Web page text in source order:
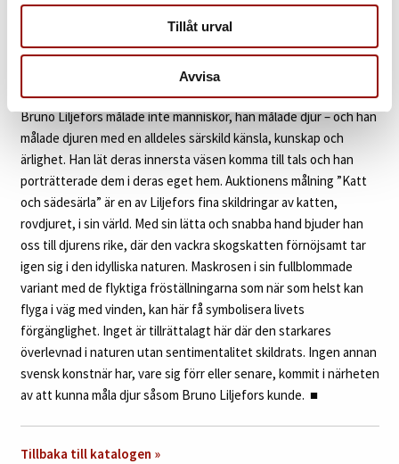
Tillåt urval
Avvisa
skuldrorna. På natten låg han på täcket vid fötterna och kom då
och då spinnande och strök sig mot min hals för att konstatera
att det var all right. När jag ibland reste bort, brukade han vid
hemkomsten möta ett par kilometer hemifrån och ledsaga mig.”
Bruno Liljefors målade inte människor, han målade djur – och han
målade djuren med en alldeles särskild känsla, kunskap och
ärlighet. Han lät deras innersta väsen komma till tals och han
porträtterade dem i deras eget hem. Auktionens målning ”Katt
och sädesärla” är en av Liljefors fina skildringar av katten,
rovdjuret, i sin värld. Med sin lätta och snabba hand bjuder han
oss till djurens rike, där den vackra skogskatten förnöjsamt tar
igen sig i den idylliska naturen. Maskrosen i sin fullblommade
variant med de flyktiga fröställningarna som när som helst kan
flyga i väg med vinden, kan här få symbolisera livets
förgänglighet. Inget är tillrättalagt här där den starkares
överlevnad i naturen utan sentimentalitet skildrats. Ingen annan
svensk konstnär har, vare sig förr eller senare, kommit i närheten
av att kunna måla djur såsom Bruno Liljefors kunde. ■
Tillbaka till katalogen »